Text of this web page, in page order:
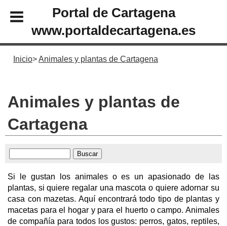
Portal de Cartagena
www.portaldecartagena.es
Inicio Animales y plantas de Cartagena
Animales y plantas de
Cartagena
Si le gustan los animales o es un apasionado de las
plantas, si quiere regalar una mascota o quiere adornar su
casa con mazetas. Aquí encontrará todo tipo de plantas y
macetas para el hogar y para el huerto o campo. Animales
de compañía para todos los gustos: perros, gatos, reptiles,